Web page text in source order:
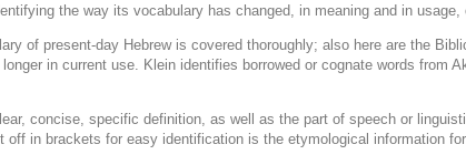
the way its vocabulary has changed, in meaning and in usage,
of present-day Hebrew is covered thoroughly; also here are the
in current use. Klein identifies borrowed or cognate words from
concise, specific definition, as well as the part of speech or
off in brackets for easy identification is the etymological information